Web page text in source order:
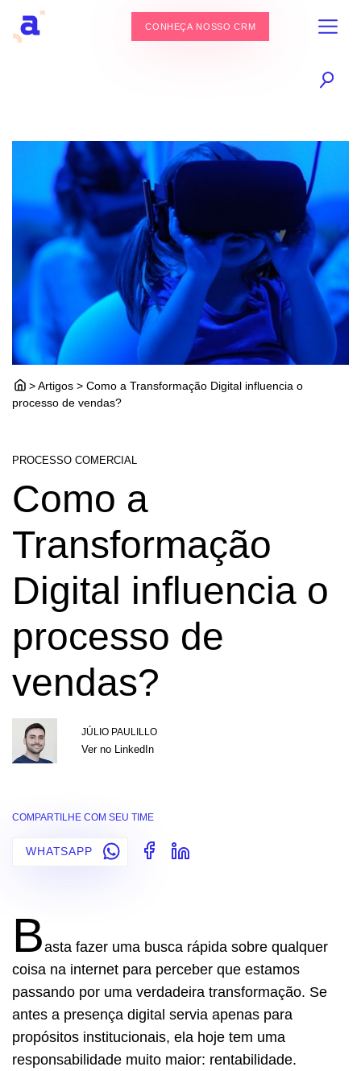
CONHEÇA NOSSO CRM
> Artigos > Como a Transformação Digital influencia o
processo de vendas?
PROCESSO COMERCIAL
Como a
Transformação
Digital influencia o
processo de
vendas?
JÚLIO PAULILLO
Ver no LinkedIn
COMPARTILHE COM SEU TIME
WHATSAPP
Basta fazer uma busca rápida sobre qualquer
coisa na internet para perceber que estamos
passando por uma verdadeira transformação. Se
antes a presença digital servia apenas para
propósitos institucionais, ela hoje tem uma
responsabilidade muito maior: rentabilidade.